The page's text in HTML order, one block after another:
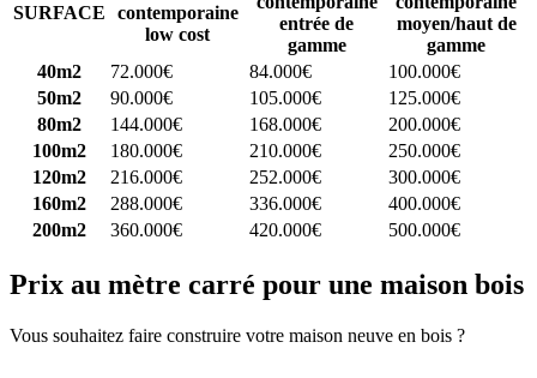
SURFACE
contemporaine
low cost
entrée de
gamme
moyen/haut de
gamme
40m2
72.000€ 84.000€
100.000€
50m2
90.000€ 105.000€
125.000€
80m2
144.000€ 168.000€
200.000€
100m2
180.000€ 210.000€
250.000€
120m2
216.000€ 252.000€
300.000€
160m2
288.000€ 336.000€
400.000€
200m2
360.000€ 420.000€ 500.000€
Prix au mètre carré pour une maison bois
Vous souhaitez faire construire votre maison neuve en bois ?